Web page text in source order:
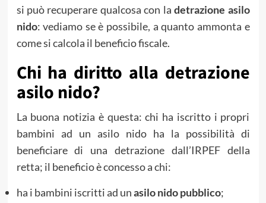
si può recuperare qualcosa con ladetrazione asilo
nido: vediamo se è possibile, a quanto ammonta e
come si calcola il beneficio fiscale.
Chi ha diritto alla detrazione
asilo nido?
La buona notizia è questa: chi ha iscritto i propri
bambini ad un asilo nido ha la possibilità di
beneficiare di una detrazione dall’IRPEF della
retta; il beneficio è concesso a chi:
ha i bambini iscritti ad unasilo nido pubblico;